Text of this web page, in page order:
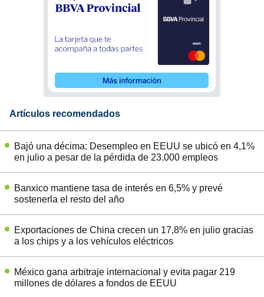
Artículos recomendados
Bajó una décima: Desempleo en EEUU se ubicó en 4,1%
en julio a pesar de la pérdida de 23.000 empleos
Banxico mantiene tasa de interés en 6,5% y prevé
sostenerla el resto del año
Exportaciones de China crecen un 17,8% en julio gracias
a los chips y a los vehículos eléctricos
México gana arbitraje internacional y evita pagar 219
millones de dólares a fondos de EEUU